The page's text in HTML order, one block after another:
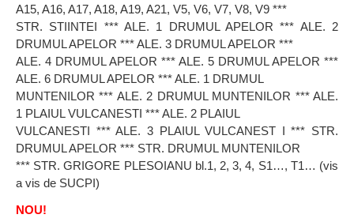
A15, A16, A17, A18, A19, A21, V5, V6, V7, V8, V9 ***
STR. STIINTEI *** ALE. 1 DRUMUL APELOR *** ALE. 2
DRUMUL APELOR *** ALE. 3 DRUMUL APELOR ***
ALE. 4 DRUMUL APELOR *** ALE. 5 DRUMUL APELOR ***
ALE. 6 DRUMUL APELOR *** ALE. 1 DRUMUL
MUNTENILOR *** ALE. 2 DRUMUL MUNTENILOR *** ALE.
1 PLAIUL VULCANESTI *** ALE. 2 PLAIUL
VULCANESTI *** ALE. 3 PLAIUL VULCANEST I *** STR.
DRUMUL APELOR *** STR. DRUMUL MUNTENILOR
*** STR. GRIGORE PLESOIANU bl.1, 2, 3, 4, S1…, T1… (vis
a vis de SUCPI)
NOU!